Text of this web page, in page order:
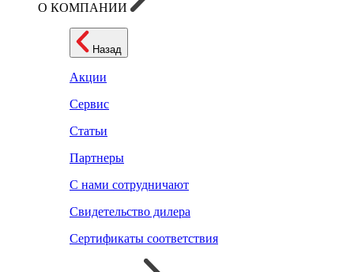
О КОМПАНИИ
Назад
Акции
Сервис
Статьи
Партнеры
С нами сотрудничают
Свидетельство дилера
Сертификаты соответствия